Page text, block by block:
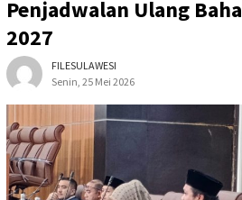
Penjadwalan Ulang
2027
FILESULAWESI
Senin, 25 Mei 2026